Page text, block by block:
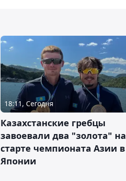
18:11, Сегодня
Казахстанские гребцы
завоевали два "золота" на
старте чемпионата Азии в
Японии